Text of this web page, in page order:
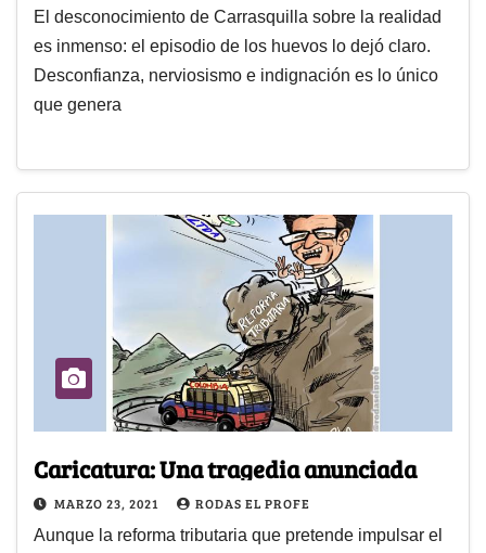
El desconocimiento de Carrasquilla sobre la realidad
es inmenso: el episodio de los huevos lo dejó claro.
Desconfianza, nerviosismo e indignación es lo único
que genera
Caricatura: Una tragedia anunciada
MARZO 23, 2021 RODAS EL PROFE
Aunque la reforma tributaria que pretende impulsar el